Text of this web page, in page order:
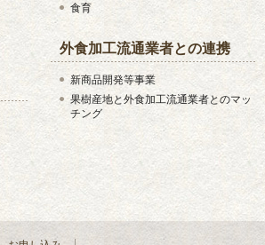
食育
外食加工流通業者との連携
新商品開発等事業
果樹産地と外食加工流通業者とのマッ
チング